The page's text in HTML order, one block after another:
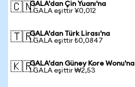
🇨🇳GALA'dan Çin Yuanı'na
1 GALA eşittir ¥0,012
🇹🇷GALA'dan Türk Lirası'na
1 GALA eşittir ₺0,0847
🇰🇷GALA'dan Güney Kore Wonu'na
1 GALA eşittir ₩2,53